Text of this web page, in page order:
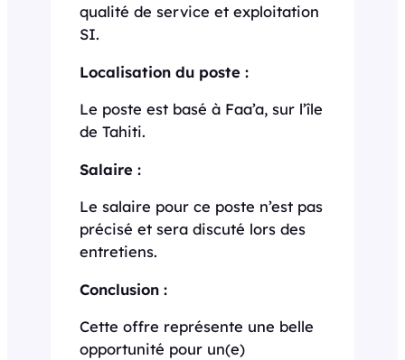
qualité de service et exploitation
SI.
Localisation du poste :
Le poste est basé à Faa’a, sur l’île
de Tahiti.
Salaire :
Le salaire pour ce poste n’est pas
précisé et sera discuté lors des
entretiens.
Conclusion :
Cette offre représente une belle
opportunité pour un(e)